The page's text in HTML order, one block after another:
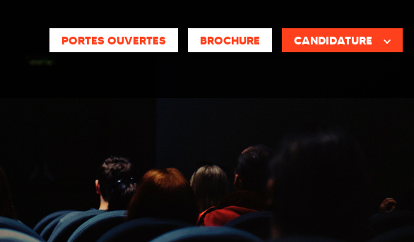
PORTES OUVERTES BROCHURE CANDIDATURE